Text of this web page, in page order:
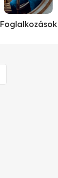
Foglalkozások